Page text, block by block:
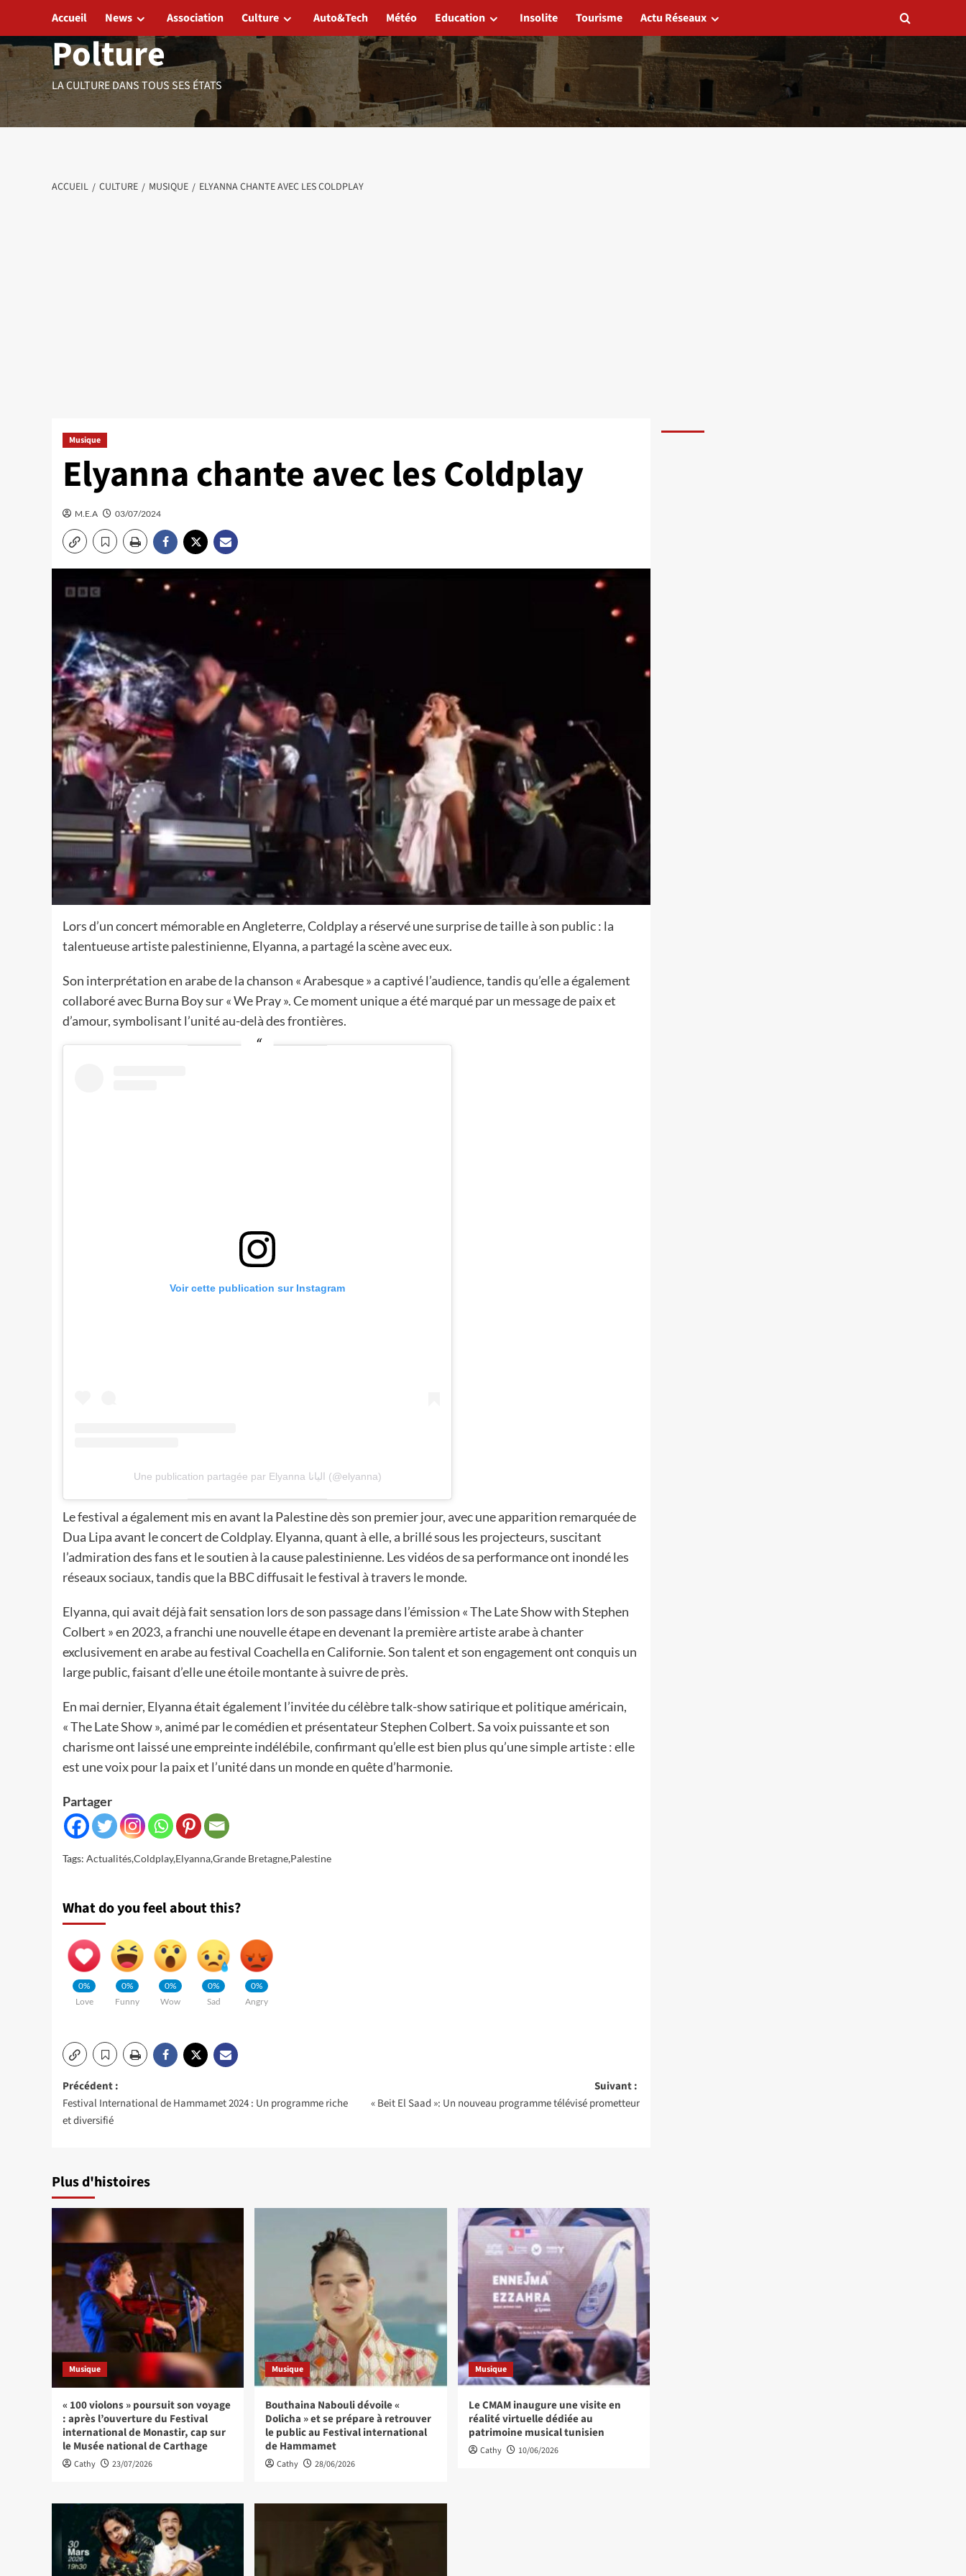
contenu
Polture
LA CULTURE DANS TOUS SES ÉTATS
Accueil News Association Culture Auto&Tech Météo Education Insolite Tourisme Actu Réseaux
ACCUEIL CULTURE MUSIQUE ELYANNA CHANTE AVEC LES COLDPLAY
Musique
Elyanna chante avec les Coldplay
M.E.A 03/07/2024
Lors d’un concert mémorable en Angleterre, Coldplay a réservé une surprise de taille à son public : la
talentueuse artiste palestinienne, Elyanna, a partagé la scène avec eux.
Son interprétation en arabe de la chanson « Arabesque » a captivé l’audience, tandis qu’elle a également
collaboré avec Burna Boy sur « We Pray ». Ce moment unique a été marqué par un message de paix et
d’amour, symbolisant l’unité au-delà des frontières.
Voir cette publication sur Instagram
Une publication partagée par Elyanna اليانا (@elyanna)
Le festival a également mis en avant la Palestine dès son premier jour, avec une apparition remarquée de
Dua Lipa avant le concert de Coldplay. Elyanna, quant à elle, a brillé sous les projecteurs, suscitant
l’admiration des fans et le soutien à la cause palestinienne. Les vidéos de sa performance ont inondé les
réseaux sociaux, tandis que la BBC diffusait le festival à travers le monde.
Elyanna, qui avait déjà fait sensation lors de son passage dans l’émission « The Late Show with Stephen
Colbert » en 2023, a franchi une nouvelle étape en devenant la première artiste arabe à chanter
exclusivement en arabe au festival Coachella en Californie. Son talent et son engagement ont conquis un
large public, faisant d’elle une étoile montante à suivre de près.
En mai dernier, Elyanna était également l’invitée du célèbre talk-show satirique et politique américain,
« The Late Show », animé par le comédien et présentateur Stephen Colbert. Sa voix puissante et son
charisme ont laissé une empreinte indélébile, confirmant qu’elle est bien plus qu’une simple artiste : elle
est une voix pour la paix et l’unité dans un monde en quête d’harmonie.
Partager
Tags: Actualités,Coldplay,Elyanna,Grande Bretagne,Palestine
What do you feel about this?
0%
Love
0%
Funny
0%
Wow
0%
Sad
0%
Angry
Navigation
d’article
Précédent :
Festival International de Hammamet 2024 : Un programme riche
et diversifié
Suivant :
« Beit El Saad »: Un nouveau programme télévisé prometteur
Plus d'histoires
Musique
« 100 violons » poursuit son voyage
: après l’ouverture du Festival
international de Monastir, cap sur
le Musée national de Carthage
Cathy 23/07/2026
Musique
Bouthaina Nabouli dévoile «
Dolicha » et se prépare à retrouver
le public au Festival international
de Hammamet
Cathy 28/06/2026
Musique
Le CMAM inaugure une visite en
réalité virtuelle dédiée au
patrimoine musical tunisien
Cathy 10/06/2026